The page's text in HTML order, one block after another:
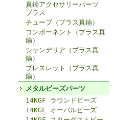
真鍮アクセサリーパーツ
ブラス
チューブ（ブラス真鍮）
コンポーネント（ブラス真
鍮）
シャンデリア（ブラス真
鍮）
ブレスレット（ブラス真
鍮）
メタルビーズパーツ
14KGF ラウンドビーズ
14KGF オーバルビーズ